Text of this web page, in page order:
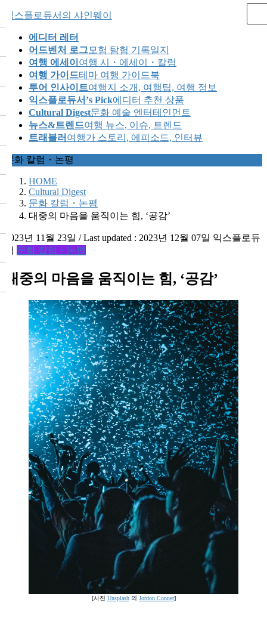
Skip
to
content
Skip
to
Navigation
익스플로듀서의 샤인웨이
에디터 레터
어드벤처 로그모험 탐험 기록일지
여행 에세이 여행 시・에세이・칼럼
여행 가이드테마 여행 가이드북
투어 인사이트여행지 소개, 여행팁, 여행 정보
익스플로듀서’s Pick에디터 추천 상품
Cultural Digest문화 예술 엔터테인먼트
뉴스&트렌드여행 뉴스, 이슈, 트렌드
트래블러 여행가 스토리, 에피소드, 인터뷰
문화 칼럼・논평
HOME
Cultural Digest
문화 칼럼・논평
대중의 마음을 움직이는 힘, ‘공감’
2023년 11월 23일 / Last updated : 2023년 12월 07일 익스플로듀
서 문화 칼럼・논평
대중의 마음을 움직이는 힘, ‘공감’
[사진 Unsplash의 Jordon Conner]